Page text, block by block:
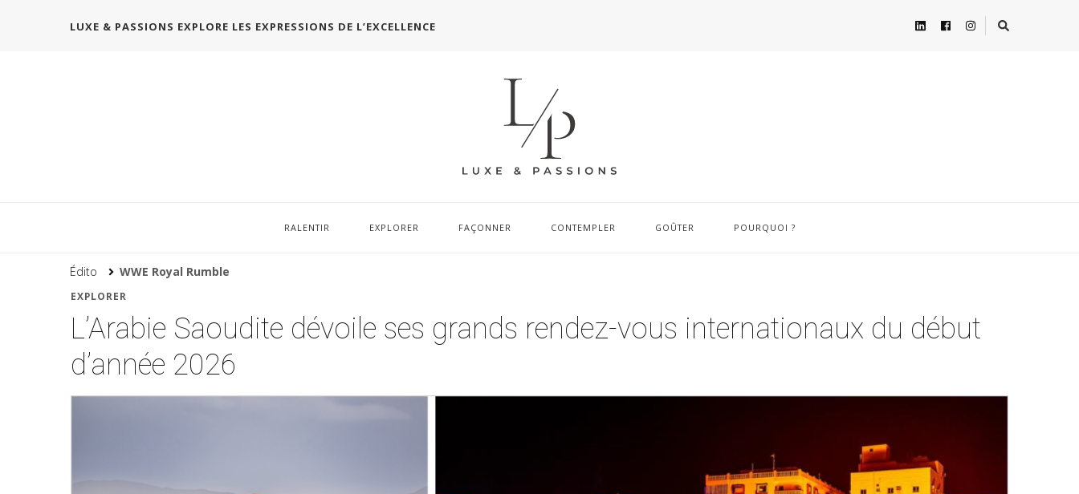
LUXE & PASSIONS EXPLORE LES EXPRESSIONS DE L’EXCELLENCE
RALENTIR EXPLORER FAÇONNER CONTEMPLER GOÛTER POURQUOI ?
Édito WWE Royal Rumble
EXPLORER
L’Arabie Saoudite dévoile ses grands rendez-vous internationaux du début
d’année 2026